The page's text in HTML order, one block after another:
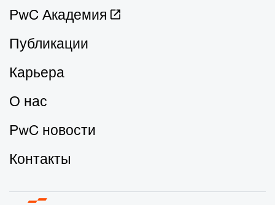
PwC Академия
Публикации
Карьера
О нас
PwC новости
Контакты